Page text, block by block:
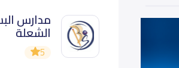
مدارس
الشعلة
5